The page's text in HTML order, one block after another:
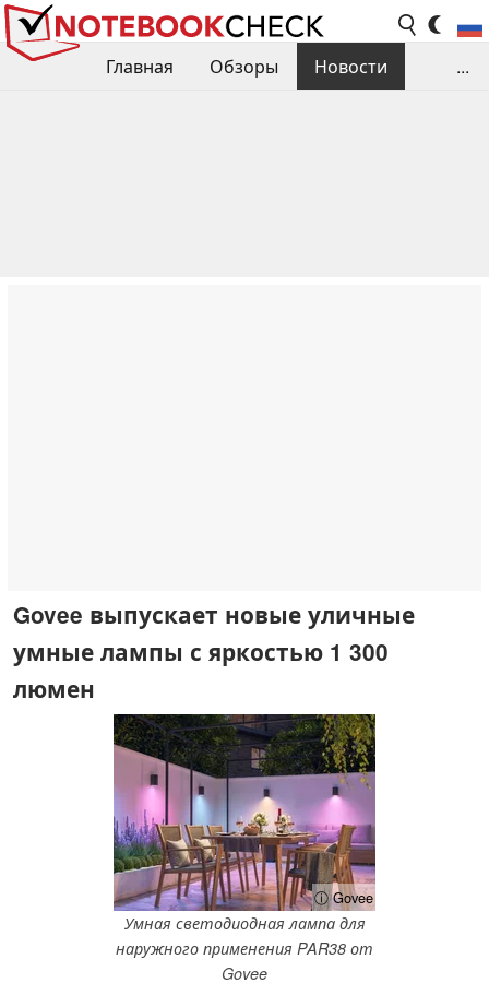
Главная Обзоры
Новости
...
Govee выпускает новые уличные
умные лампы с яркостью 1 300
люмен
ⓘ Govee
Умная светодиодная лампа для
наружного применения PAR38 от
Govee